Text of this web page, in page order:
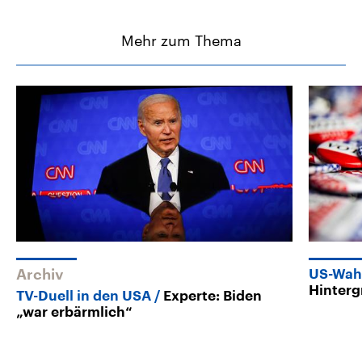
Mehr zum Thema
Archiv
TV-Duell in den USA
Experte: Biden
„war erbärmlich“
US-